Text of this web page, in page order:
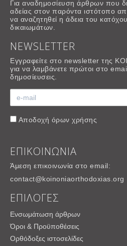
Για αναδημοσίευση άρθρων που
αδείας στον παρόντα ιστότοπο
να αναζητηθεί η άδεια του
δικαιωμάτων.
NEWSLETTER
Εγγραφείτε στο newsletter της
για να λαμβάνετε πρώτοι στο
δημοσίευσεις.
Αποδοχή όρων χρήσης
ΕΠΙΚΟΙΝΩΝΙΑ
Άμεση επικοινωνία στο email:
contact@koinoniaorthodoxias.org
ΕΠΙΛΟΓΕΣ
Ενσωμάτωση άρθρων
Όροι & Προϋποθέσεις
Ορθόδοξες ιστοσελίδες